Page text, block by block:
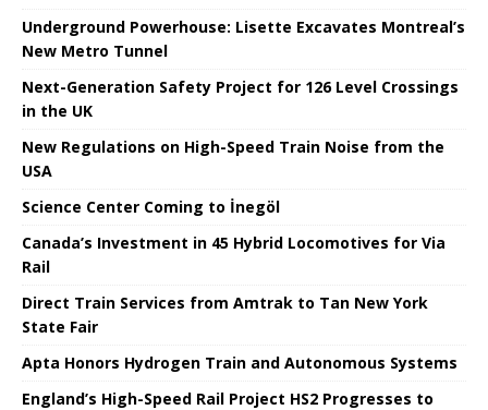
Underground Powerhouse: Lisette Excavates Montreal’s
New Metro Tunnel
Next-Generation Safety Project for 126 Level Crossings
in the UK
New Regulations on High-Speed ​​Train Noise from the
USA
Science Center Coming to İnegöl
Canada’s Investment in 45 Hybrid Locomotives for Via
Rail
Direct Train Services from Amtrak to Tan New York
State Fair
Apta Honors Hydrogen Train and Autonomous Systems
England’s High-Speed ​​Rail Project HS2 Progresses to